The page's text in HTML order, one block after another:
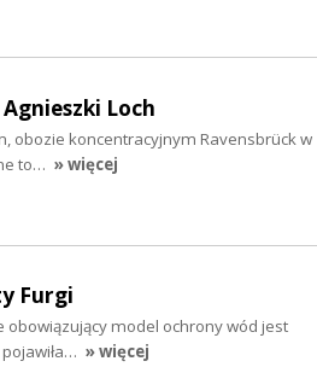
Loch
obozie koncentracyjnym Ravensbrück w
to… » więcej
Furgi
obowiązujący model ochrony wód jest
» więcej